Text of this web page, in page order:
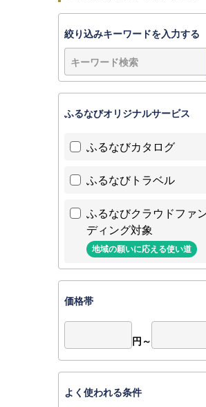
絞り込みキーワードを入力する
ふるなびオリジナルサービス
ふるなびカタログ
ふるなびトラベル
ふるなびクラウドファ
ディング対象
地域の願いに応える使い道
価格帯
円～
よく使われる条件